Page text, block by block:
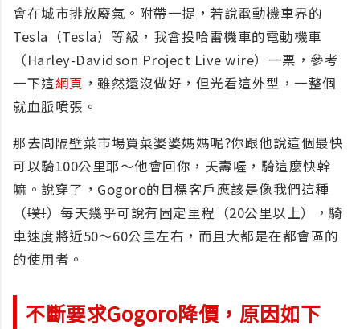
會在城市排放廢氣。附帶一提，若說電動機車界的
Tesla（Tesla）等級，我會投哈雷機車的電動機車
（Harley-Davidson Project Live wire）一票，參考
一下這網頁 ，雖然還沒做好，但光看這外型，一整個
就血脈噴張。
那去問隔壁菜市場買菜婆婆媽媽呢?你跟他說這個最快
可以騎100公里耶～他會回你，夭壽喔，騎這麼快幹
嘛。說穿了，Gogoro的目標客戶應該是像我們這種
（噗!）每天幾乎可說有固定里程（20公里以上），騎
車速度將近50～60公里左右，而且大都是在都會區的
的使用者。
不斷要求Gogoro降價，原因如下